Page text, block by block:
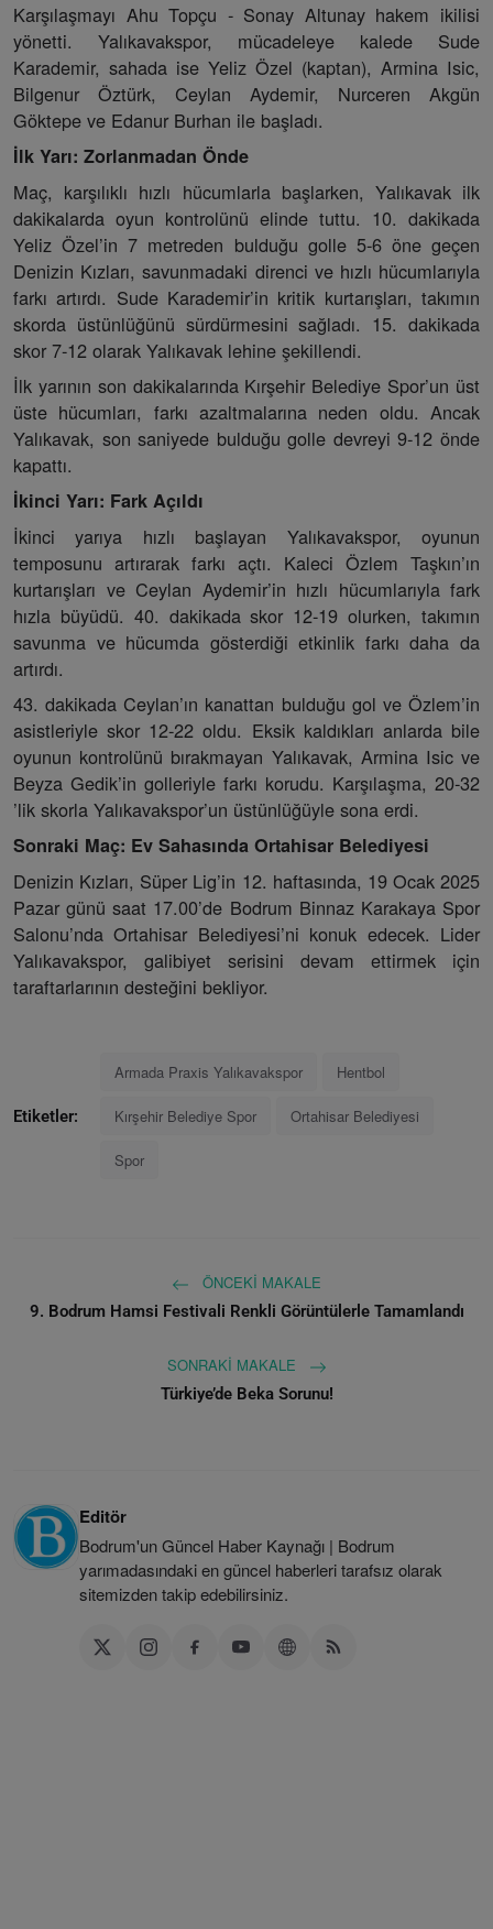
Karşılaşmayı Ahu Topçu - Sonay Altunay hakem ikilisi
yönetti. Yalıkavakspor, mücadeleye kalede Sude
Karademir, sahada ise Yeliz Özel (kaptan), Armina Isic,
Bilgenur Öztürk, Ceylan Aydemir, Nurceren Akgün
Göktepe ve Edanur Burhan ile başladı.
İlk Yarı: Zorlanmadan Önde
Maç, karşılıklı hızlı hücumlarla başlarken, Yalıkavak ilk
dakikalarda oyun kontrolünü elinde tuttu. 10. dakikada
Yeliz Özel’in 7 metreden bulduğu golle 5-6 öne geçen
Denizin Kızları, savunmadaki direnci ve hızlı hücumlarıyla
farkı artırdı. Sude Karademir’in kritik kurtarışları, takımın
skorda üstünlüğünü sürdürmesini sağladı. 15. dakikada
skor 7-12 olarak Yalıkavak lehine şekillendi.
İlk yarının son dakikalarında Kırşehir Belediye Spor’un üst
üste hücumları, farkı azaltmalarına neden oldu. Ancak
Yalıkavak, son saniyede bulduğu golle devreyi 9-12 önde
kapattı.
İkinci Yarı: Fark Açıldı
İkinci yarıya hızlı başlayan Yalıkavakspor, oyunun
temposunu artırarak farkı açtı. Kaleci Özlem Taşkın’ın
kurtarışları ve Ceylan Aydemir’in hızlı hücumlarıyla fark
hızla büyüdü. 40. dakikada skor 12-19 olurken, takımın
savunma ve hücumda gösterdiği etkinlik farkı daha da
artırdı.
43. dakikada Ceylan’ın kanattan bulduğu gol ve Özlem’in
asistleriyle skor 12-22 oldu. Eksik kaldıkları anlarda bile
oyunun kontrolünü bırakmayan Yalıkavak, Armina Isic ve
Beyza Gedik’in golleriyle farkı korudu. Karşılaşma, 20-32
’lik skorla Yalıkavakspor’un üstünlüğüyle sona erdi.
Sonraki Maç: Ev Sahasında Ortahisar Belediyesi
Denizin Kızları, Süper Lig’in 12. haftasında, 19 Ocak 2025
Pazar günü saat 17.00’de Bodrum Binnaz Karakaya Spor
Salonu’nda Ortahisar Belediyesi’ni konuk edecek. Lider
Yalıkavakspor, galibiyet serisini devam ettirmek için
taraftarlarının desteğini bekliyor.
Etiketler:
Armada Praxis Yalıkavakspor Hentbol
Kırşehir Belediye Spor Ortahisar Belediyesi
Spor
ÖNCEKI MAKALE
9. Bodrum Hamsi Festivali Renkli Görüntülerle Tamamlandı
SONRAKI MAKALE
Türkiye’de Beka Sorunu!
Editör
Bodrum'un Güncel Haber Kaynağı | Bodrum
yarımadasındaki en güncel haberleri tarafsız olarak
sitemizden takip edebilirsiniz.